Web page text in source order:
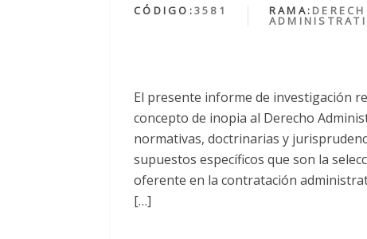
CÓDIGO:3581 RAMA:
El presente informe de investigación
concepto de inopia al Derecho
normativas, doctrinarias y
supuestos específicos que son la
oferente en la contratación
[…]